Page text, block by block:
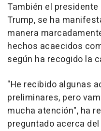
También el presidente
Trump, se ha
manera
hechos acaecidos
según ha recogido la
"He recibido algunas
preliminares, pero
mucha atención", ha
preguntado acerca